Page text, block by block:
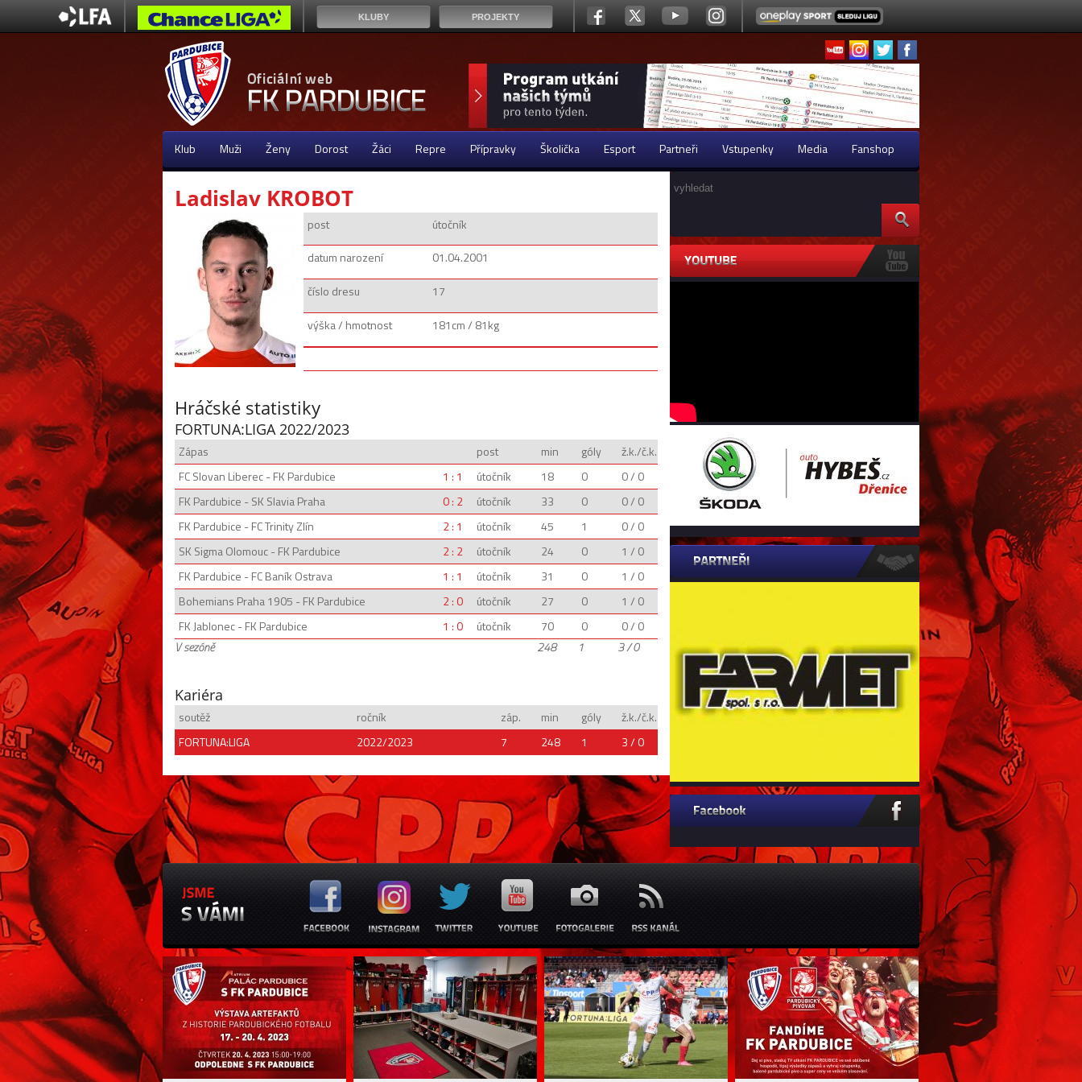
Klub Muži Ženy Dorost Žáci Repre Přípravky Školička Esport Partneři Vstupenky Media Fanshop
Ladislav KROBOT
post
útočník
datum narození
01.04.2001
číslo dresu
17
výška / hmotnost
181cm / 81kg
Hráčské statistiky
FORTUNA:LIGA 2022/2023
Zápas post min góly
ž.k./č.k.
FC Slovan Liberec - FK Pardubice
1 : 1 útočník 18 0
0 / 0
FK Pardubice - SK Slavia Praha
0 : 2 útočník 33 0
0 / 0
FK Pardubice - FC Trinity Zlín
2 : 1 útočník 45 1
0 / 0
SK Sigma Olomouc - FK Pardubice
2 : 2 útočník 24 0
1 / 0
FK Pardubice - FC Baník Ostrava
1 : 1 útočník 31 0
1 / 0
Bohemians Praha 1905 - FK Pardubice
2 : 0 útočník 27 0
1 / 0
FK Jablonec - FK Pardubice
1 : 0 útočník 70 0
0 / 0
V sezóně
248 1 3 / 0
Kariéra
soutěž ročník záp. min góly
ž.k./č.k.
FORTUNA:LIGA
2022/2023 7 248 1 3 / 0
KLUBY PROJEKTY